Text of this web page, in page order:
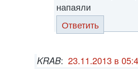
напаяли
Ответить
KRAB: 23.11.2013 в